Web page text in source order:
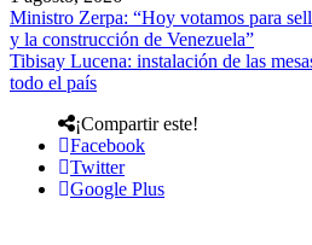
Ministro Zerpa: “Hoy votamos para
y la construcción de Venezuela”
Tibisay Lucena: instalación de las
todo el país
¡Compartir este!
Facebook
Twitter
Google Plus